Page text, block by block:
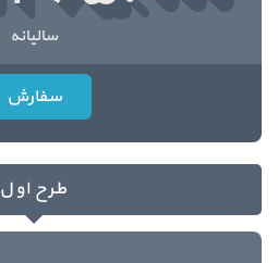
سالیانه
سفارش
طرح اول